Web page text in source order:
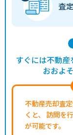
査
不動産売却査
くと、
訪問を
が可能です。
すぐには不動産
おおよ